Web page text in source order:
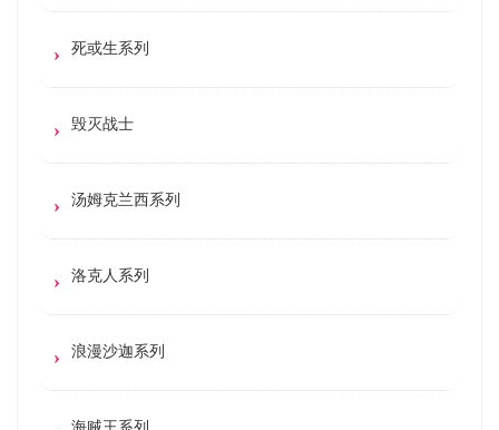
死或生系列
毁灭战士
汤姆克兰西系列
洛克人系列
浪漫沙迦系列